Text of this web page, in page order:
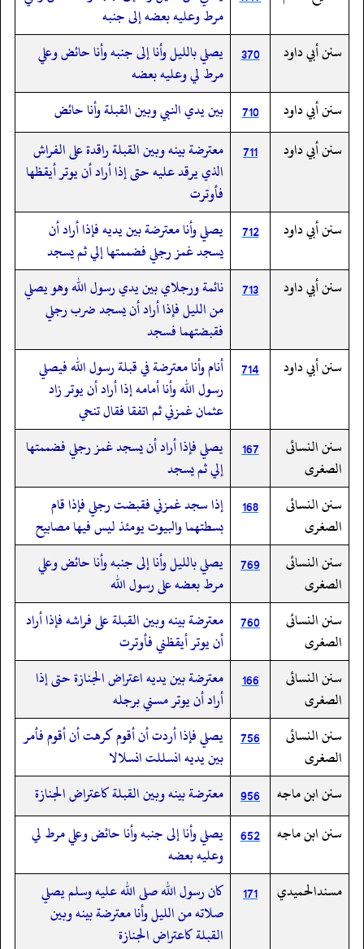
مرط وعليه بعضه إلى جنبه
سنن أبي داود
370
يصلي بالليل وأنا إلى جنبه وأنا حائض وعلي
مرط لي وعليه بعضه
سنن أبي داود
710
بين يدي النبي وبين القبلة وأنا حائض
سنن أبي داود
711
معترضة بينه وبين القبلة راقدة على الفراش
الذي يرقد عليه حتى إذا أراد أن يوتر أيقظها
فأوترت
سنن أبي داود
712
يصلي وأنا معترضة بين يديه فإذا أراد أن
يسجد غمز رجلي فضممتها إلي ثم يسجد
سنن أبي داود
713
نائمة ورجلاي بين يدي رسول الله وهو يصلي
من الليل فإذا أراد أن يسجد ضرب رجلي
فقبضتهما فسجد
سنن أبي داود
714
أنام وأنا معترضة في قبلة رسول الله فيصلي
رسول الله وأنا أمامه إذا أراد أن يوتر زاد
عثمان غمزني ثم اتفقا فقال تنحي
سنن النسائى
الصغرى
167
يصلي فإذا أراد أن يسجد غمز رجلي فضممتها
إلي ثم يسجد
سنن النسائى
الصغرى
168
إذا سجد غمزني فقبضت رجلي فإذا قام
بسطتهما والبيوت يومئذ ليس فيها مصابيح
سنن النسائى
الصغرى
769
يصلي بالليل وأنا إلى جنبه وأنا حائض وعلي
مرط بعضه على رسول الله
سنن النسائى
الصغرى
760
معترضة بينه وبين القبلة على فراشه فإذا أراد
أن يوتر أيقظني فأوترت
سنن النسائى
الصغرى
166
معترضة بين يديه اعتراض الجنازة حتى إذا
أراد أن يوتر مسني برجله
سنن النسائى
الصغرى
756
يصلي فإذا أردت أن أقوم كرهت أن أقوم فأمر
بين يديه انسللت انسلالا
سنن ابن ماجه
956
معترضة بينه وبين القبلة كاعتراض الجنازة
سنن ابن ماجه
652
يصلي وأنا إلى جنبه وأنا حائض وعلي مرط لي
وعليه بعضه
مسندالحميدي
171
كان رسول الله صلى الله عليه وسلم يصلي
صلاته من الليل وأنا معترضة بينه وبين
القبلة كاعتراض الجنازة